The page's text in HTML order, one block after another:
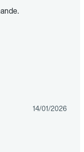
14/01/2026